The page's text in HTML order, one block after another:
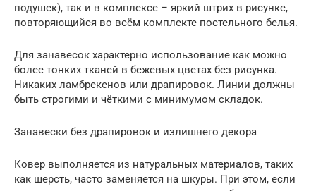
подушек), так и в комплексе – яркий штрих в рисунке,
повторяющийся во всём комплекте постельного белья.
Для занавесок характерно использование как можно
более тонких тканей в бежевых цветах без рисунка.
Никаких ламбрекенов или драпировок. Линии должны
быть строгими и чёткими с минимумом складок.
Занавески без драпировок и излишнего декора
Ковер выполняется из натуральных материалов, таких
как шерсть, часто заменяется на шкуры. При этом, если